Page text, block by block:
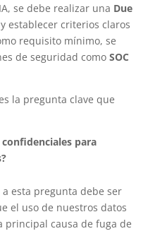
se debe realizar una Due
establecer criterios claros
requisito mínimo, se
de seguridad como SOC
la pregunta clave que
para
esta pregunta debe ser
el uso de nuestros datos
principal causa de fuga de